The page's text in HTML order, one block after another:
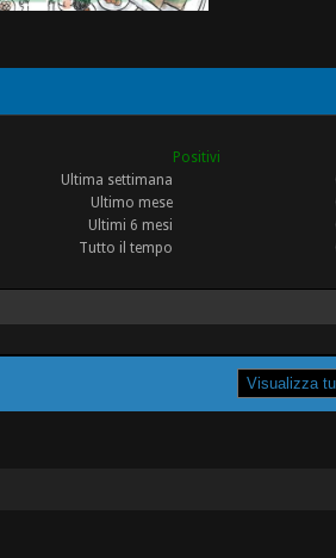
Positivi
Ultima settimana
Ultimo mese
Ultimi 6 mesi
Tutto il tempo